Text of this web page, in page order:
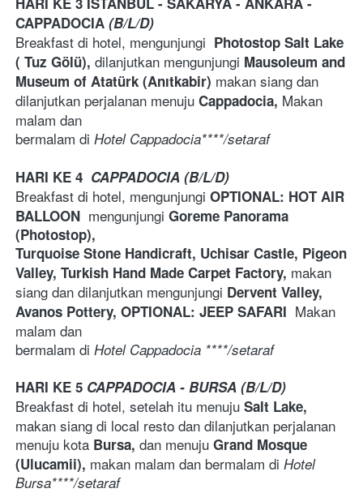
CAPPADOCIA (B/L/D)
Breakfast di hotel, mengunjungi Photostop Salt Lake
( Tuz Gölü), dilanjutkan mengunjungi
Museum of Atatürk (Anıtkabir) makan siang dan
dilanjutkan perjalanan menuju Cappadocia, Makan
malam dan
bermalam di Hotel Cappadocia****/setaraf
HARI KE 4 CAPPADOCIA (B/L/D)
Breakfast di hotel, mengunjungi OPTIONAL: HOT AIR
BALLOON mengunjungi Goreme Panorama
(Photostop),
Turquoise Stone Handicraft, Uchisar Castle, Pigeon
Valley, Turkish Hand Made Carpet Factory, makan
siang dan dilanjutkan mengunjungi Dervent Valley,
Avanos Pottery, OPTIONAL: JEEP SAFARI Makan
malam dan
bermalam di Hotel Cappadocia ****/setaraf
HARI KE 5 CAPPADOCIA - BURSA (B/L/D)
Breakfast di hotel, setelah itu menuju
makan siang di local resto dan dilanjutkan perjalanan
menuju kota Bursa, dan menuju Grand Mosque
(Ulucamii), makan malam dan bermalam di Hotel
Bursa****/setaraf